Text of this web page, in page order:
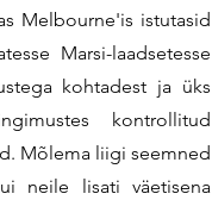
Marsi-laadsetesse
kohtadest ja üks
kontrollitud
Mõlema liigi seemned
neile lisati väetisena